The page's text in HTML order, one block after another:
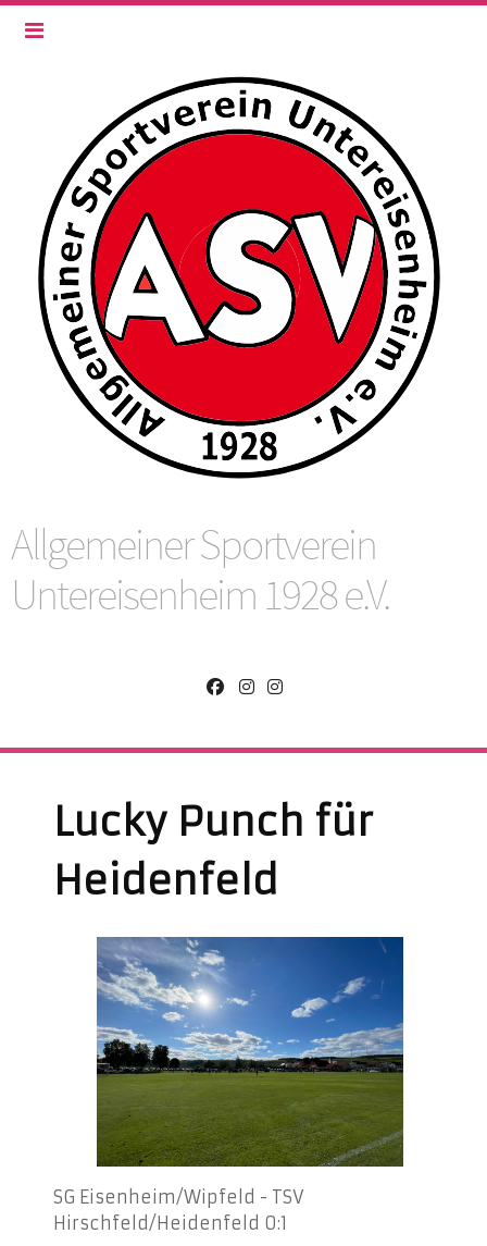
Allgemeiner Sportverein
Untereisenheim 1928 e.V.
Lucky Punch für
Heidenfeld
SG Eisenheim/Wipfeld - TSV
Hirschfeld/Heidenfeld 0:1